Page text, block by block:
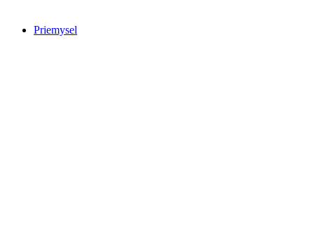
Priemysel